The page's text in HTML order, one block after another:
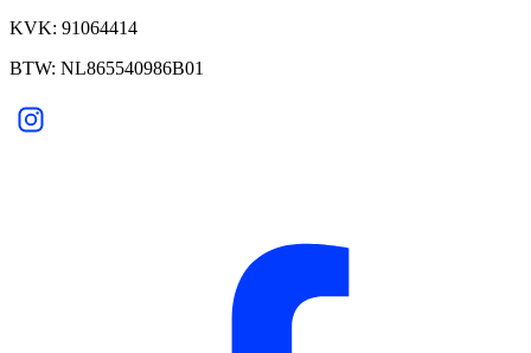
KVK: 91064414
BTW: NL865540986B01